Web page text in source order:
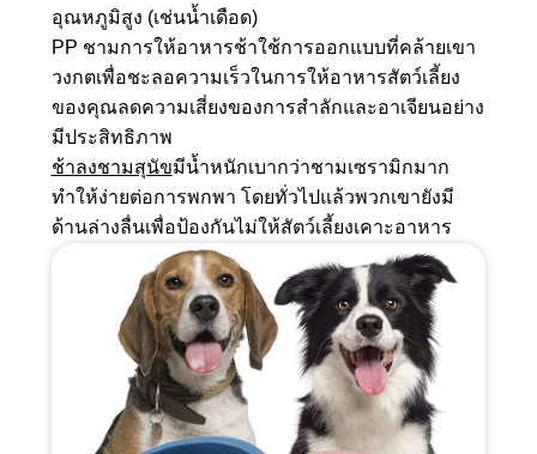
อุณหภูมิสูง (เช่นน้ำเดือด)
PP ชามการให้อาหารช้าใช้การออกแบบที่คล้ายเขา
วงกตเพื่อชะลอความเร็วในการให้อาหารสัตว์เลี้ยง
ของคุณลดความเสี่ยงของการสำลักและอาเจียนอย่าง
มีประสิทธิภาพ
ช้าลงชามสุนัขมีน้ำหนักเบากว่าชามเซรามิกมาก
ทำให้ง่ายต่อการพกพา โดยทั่วไปแล้วพวกเขายังมี
ด้านล่างลื่นเพื่อป้องกันไม่ให้สัตว์เลี้ยงเคาะอาหาร